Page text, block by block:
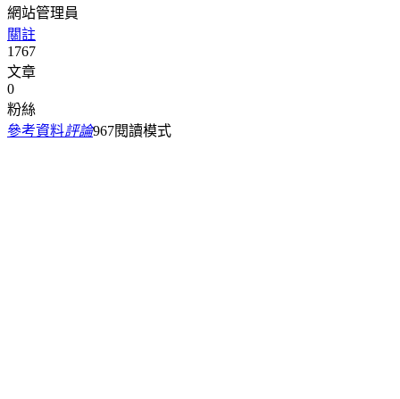
網站管理員
關註
1767
文章
0
粉絲
參考資料評論967閱讀模式